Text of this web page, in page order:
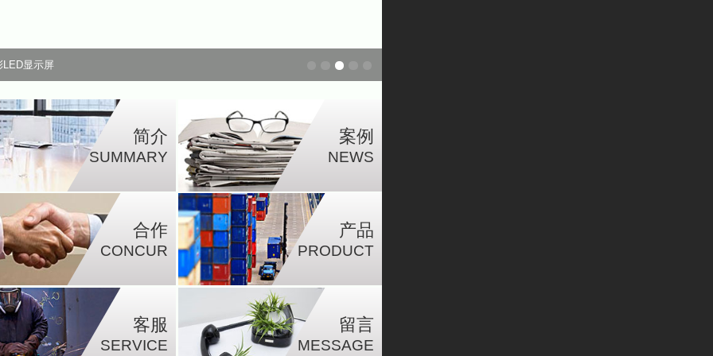
LED显示屏
简介
SUMMARY
案例
NEWS
合作
CONCUR
产品
PRODUCT
客服
SERVICE
留言
MESSAGE